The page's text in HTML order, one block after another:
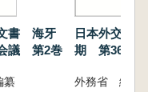
入ノ際露国官吏
レタル件
件
書 海牙
議 第2巻
纂
日本外交文
期 第36巻
外務省 編纂